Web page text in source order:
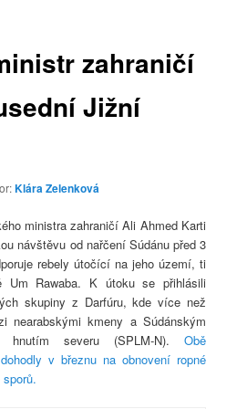
zahraničí
Jižní
Klára Zelenková
ministra zahraničí Ali Ahmed Karti
návštěvu od nařčení Súdánu před 3
rebely útočící na jeho území, ti
Rawaba. K útoku se přihlásili
skupiny z Darfúru, kde více než
nearabskými kmeny a Súdánským
hnutím severu (SPLM-N). Obě
v březnu na obnovení ropné